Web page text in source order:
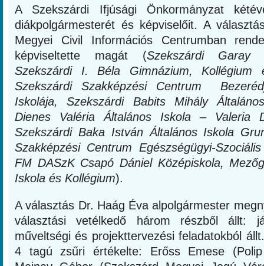
A Szekszárdi Ifjúsági Önkormányzat
diákpolgármesterét és képviselőit. A
Megyei Civil Információs Centrumban
képviseltette magát (Szekszárdi Garay
Szekszárdi I. Béla Gimnázium, Kollégium
Szekszárdi Szakképzési Centrum
Iskolája, Szekszárdi Babits Mihály
Dienes Valéria Általános Iskola – Valeria
Szekszárdi Baka István Általános Iskola
Szakképzési Centrum Egészségügyi-
FM DASzK Csapó Dániel Középiskola,
Iskola és Kollégium).
A választás Dr. Haág Éva alpolgármester
választási vetélkedő három részből állt:
műveltségi és projekttervezési feladatokból
4 tagú zsűri értékelte: Erőss Emese